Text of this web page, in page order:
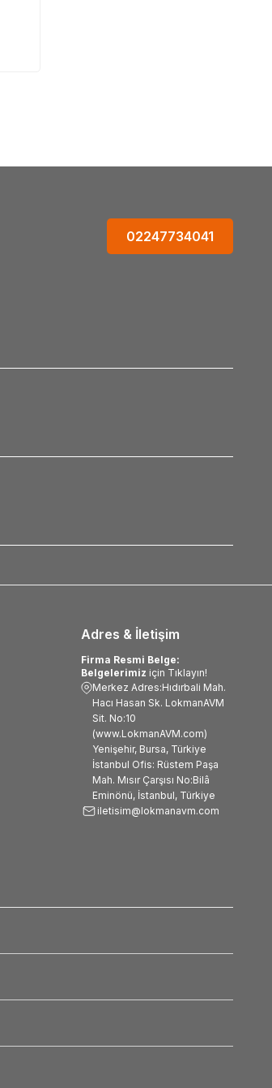
02247734041
Adres & İletişim
Firma Resmi Belge:
Belgelerimiz için Tıklayın!
Merkez Adres:Hıdırbali Mah.
Hacı Hasan Sk. LokmanAVM
Sit. No:10
(www.LokmanAVM.com)
Yenişehir, Bursa, Türkiye
İstanbul Ofis: Rüstem Paşa
Mah. Mısır Çarşısı No:Bilâ
Eminönü, İstanbul, Türkiye
iletisim@lokmanavm.com